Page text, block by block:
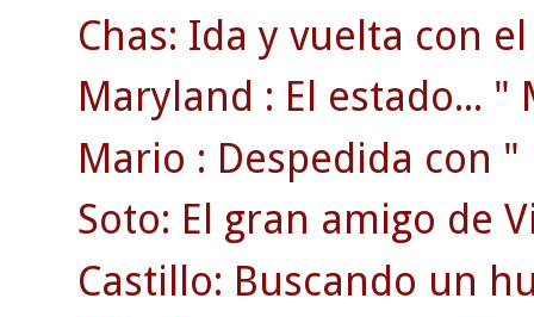
Chas: Ida y vuelta con
Maryland : El estado... "
Mario : Despedida con
Soto: El gran amigo de
Castillo: Buscando un